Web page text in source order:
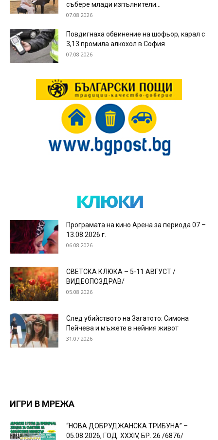
събере млади изпълнители...
07.08.2026
Повдигнаха обвинение на шофьор, карал с
3,13 промила алкохол в София
07.08.2026
клюки
Програмата на кино Арена за периода 07 –
13.08.2026 г.
06.08.2026
СВЕТСКА КЛЮКА – 5-11 АВГУСТ /
ВИДЕОПОЗДРАВ/
05.08.2026
След убийството на Загатото: Симона
Пейчева и мъжете в нейния живот
31.07.2026
ИГРИ В МРЕЖА
“НОВА ДОБРУДЖАНСКА ТРИБУНА” –
05.08.2026, ГОД. XXХIV, БР. 26 /6876/